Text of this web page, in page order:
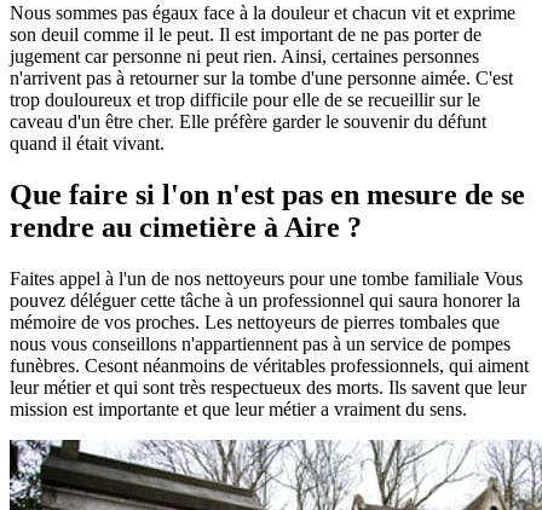
Nous sommes pas égaux face à la douleur et chacun vit et exprime
son deuil comme il le peut. Il est important de ne pas porter de
jugement car personne ni peut rien. Ainsi, certaines personnes
n'arrivent pas à retourner sur la tombe d'une personne aimée. C'est
trop douloureux et trop difficile pour elle de se recueillir sur le
caveau d'un être cher. Elle préfère garder le souvenir du défunt
quand il était vivant.
Que faire si l'on n'est pas en mesure de se
rendre au cimetière à Aire ?
Faites appel à l'un de nos nettoyeurs pour une tombe familiale Vous
pouvez déléguer cette tâche à un professionnel qui saura honorer la
mémoire de vos proches. Les nettoyeurs de pierres tombales que
nous vous conseillons n'appartiennent pas à un service de pompes
funèbres. Cesont néanmoins de véritables professionnels, qui aiment
leur métier et qui sont très respectueux des morts. Ils savent que leur
mission est importante et que leur métier a vraiment du sens.